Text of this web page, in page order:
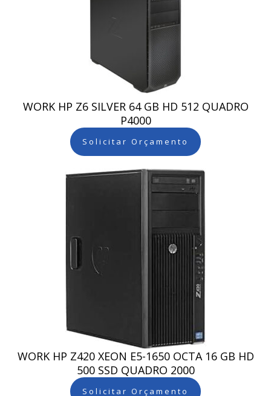
WORK HP Z6 SILVER 64 GB HD 512 QUADRO
P4000
Solicitar Orçamento
WORK HP Z420 XEON E5-1650 OCTA 16 GB HD
500 SSD QUADRO 2000
Solicitar Orçamento